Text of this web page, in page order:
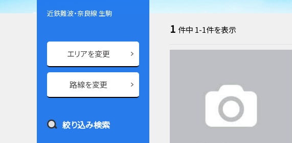
1 件中 1-1件を表示
近鉄難波・奈良線 生駒
エリアを変更
路線を変更
絞り込み検索